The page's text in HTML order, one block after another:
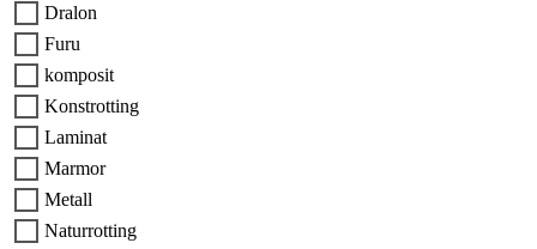
Dralon
Furu
komposit
Konstrotting
Laminat
Marmor
Metall
Naturrotting